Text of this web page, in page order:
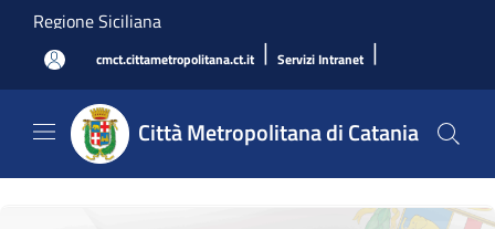
Salta al contenuto principale
Regione Siciliana
cmct.cittametropolitana.ct.it | Servizi Intranet |
Città Metropolitana di Catania